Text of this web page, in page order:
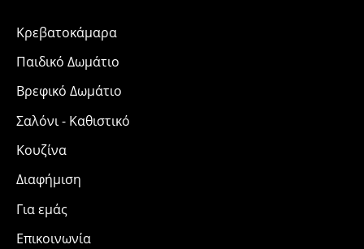
Κρεβατοκάμαρα
Παιδικό Δωμάτιο
Βρεφικό Δωμάτιο
Σαλόνι - Καθιστικό
Κουζίνα
Διαφήμιση
Για εμάς
Επικοινωνία